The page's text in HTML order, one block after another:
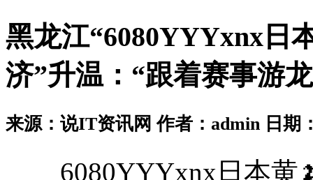
黑龙江“6080YYYxnx日
济”升温：“跟着赛事游
来源：说IT资讯网 作者：admin 日期
6080YYYxnx日本黄